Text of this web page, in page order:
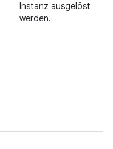
Instanz ausgelöst
werden.